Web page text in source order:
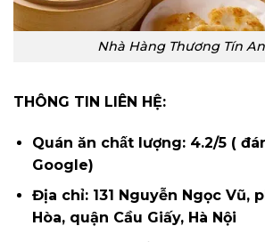
Nhà Hàng Thương Tín
THÔNG TIN LIÊN HỆ:
Quán ăn chất lượng: 4.2/5 (
Google)
Địa chỉ: 131 Nguyễn Ngọc Vũ,
Hòa, quận Cầu Giấy, Hà Nội